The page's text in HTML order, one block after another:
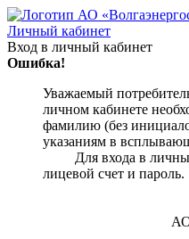
Личный кабинет
Вход в личный кабинет
Ошибка!
Уважаемый
личном кабинете
фамилию (без
указаниям в
Для входа в личный
лицевой
АО